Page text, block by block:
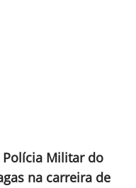
Polícia Militar do
na carreira de